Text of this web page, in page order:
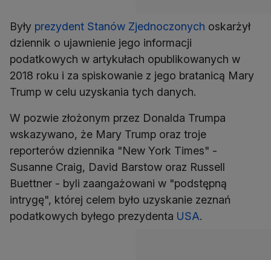
Były prezydent Stanów Zjednoczonych oskarżył
dziennik o ujawnienie jego informacji
podatkowych w artykułach opublikowanych w
2018 roku i za spiskowanie z jego bratanicą Mary
Trump w celu uzyskania tych danych.
W pozwie złożonym przez Donalda Trumpa
wskazywano, że Mary Trump oraz troje
reporterów dziennika "New York Times" -
Susanne Craig, David Barstow oraz Russell
Buettner - byli zaangażowani w "podstępną
intrygę", której celem było uzyskanie zeznań
podatkowych byłego prezydenta USA.